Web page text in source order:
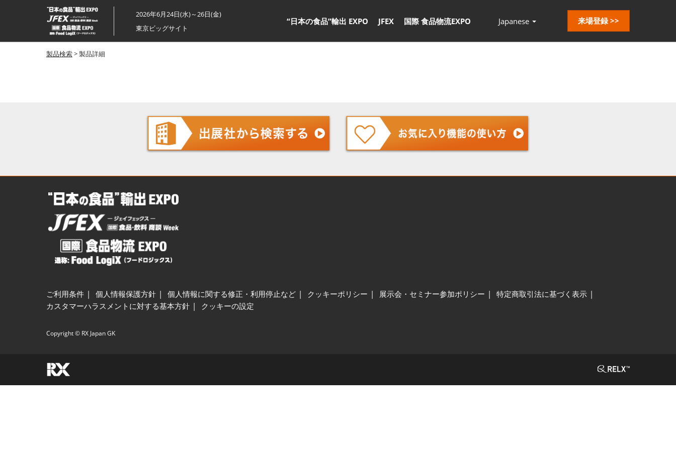
ス
キ
ッ
プ
し
2026年6月24日(水)～26日(金)
東京ビッグサイト
“日本の食品”輸出 EXPO JFEX 国際 食品物流EXPO Japanese 来場登録 >>
製品検索> 製品詳細
ご利用条件 個人情報保護方針 個人情報に関する修正・利用停止など クッキーポリシー 展示会・セミナー参加ポリシー
特定商取引法に基づく表示
カスタマーハラスメントに対する基本方針
クッキーの設定
Copyright © RX Japan GK